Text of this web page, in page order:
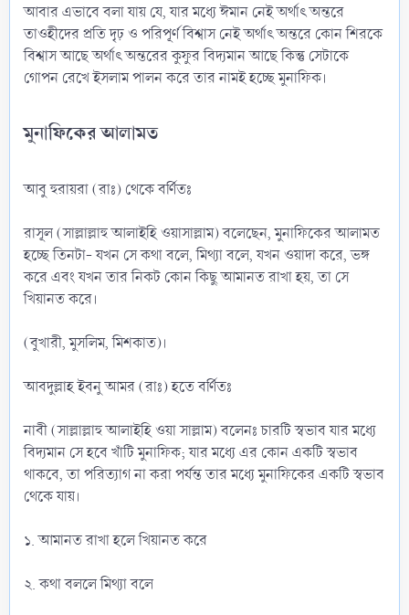
আবার এভাবে বলা যায় যে, যার মধ্যে ঈমান নেই অর্থাৎ অন্তরে
তাওহীদের প্রতি দৃঢ় ও পরিপূর্ণ বিশ্বাস নেই অর্থাৎ অন্তরে কোন শিরকে
বিশ্বাস আছে অর্থাৎ অন্তরের কুফুর বিদ্যমান আছে কিন্তু সেটাকে
গোপন রেখে ইসলাম পালন করে তার নামই হচ্ছে মুনাফিক।
মুনাফিকের আলামত​
আবু হুরায়রা (রাঃ) থেকে বর্ণিতঃ
রাসূল (সাল্লাল্লাহু আলাইহি ওয়াসাল্লাম) বলেছেন, মুনাফিকের আলামত
হচ্ছে তিনটা- যখন সে কথা বলে, মিথ্যা বলে, যখন ওয়াদা করে, ভঙ্গ
করে এবং যখন তার নিকট কোন কিছু আমানত রাখা হয়, তা সে
খিয়ানত করে।
(বুখারী, মুসলিম, মিশকাত)।
আবদুল্লাহ ইবনু আমর (রাঃ) হতে বর্ণিতঃ
নাবী (সাল্লাল্লাহু আলাইহি ওয়া সাল্লাম) বলেনঃ চারটি স্বভাব যার মধ্যে
বিদ্যমান সে হবে খাঁটি মুনাফিক; যার মধ্যে এর কোন একটি স্বভাব
থাকবে, তা পরিত্যাগ না করা পর্যন্ত তার মধ্যে মুনাফিকের একটি স্বভাব
থেকে যায়।
১. আমানত রাখা হলে খিয়ানত করে
২. কথা বললে মিথ্যা বলে